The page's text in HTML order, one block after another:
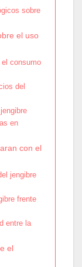
sobre
el uso
consumo
del
en
con el
jengibre
frente
entre la
el